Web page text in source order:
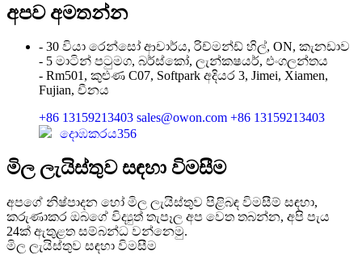
අපව අමතන්න
- 30 වියා රෙන්සෝ ආචාර්ය, රිච්මන්ඩ් හිල්, ON, කැනඩාව
- 5 මාටින් පටුමග, බර්ස්කෝ, ලැන්කෂයර්, එංගලන්තය
- Rm501, කුළුණ C07, Softpark අදියර 3, Jimei, Xiamen,
Fujian, චීනය
+86 13159213403 sales@owon.com +86 13159213403
දොඹකරය356
මිල ලැයිස්තුව සඳහා විමසීම
අපගේ නිෂ්පාදන හෝ මිල ලැයිස්තුව පිළිබඳ විමසීම් සඳහා,
කරුණාකර ඔබගේ විද්‍යුත් තැපෑල අප වෙත තබන්න, අපි පැය
24ක් ඇතුළත සම්බන්ධ වන්නෙමු.
මිල ලැයිස්තුව සඳහා විමසීම